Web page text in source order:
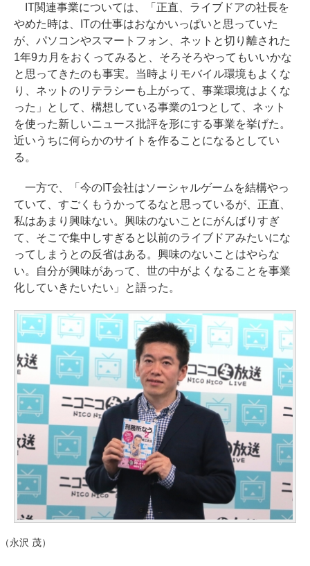
IT関連事業については、「正直、ライブドアの社長を
やめた時は、ITの仕事はおなかいっぱいと思っていた
が、パソコンやスマートフォン、ネットと切り離された
1年9カ月をおくってみると、そろそろやってもいいかな
と思ってきたのも事実。当時よりモバイル環境もよくな
り、ネットのリテラシーも上がって、事業環境はよくな
った」として、構想している事業の1つとして、ネット
を使った新しいニュース批評を形にする事業を挙げた。
近いうちに何らかのサイトを作ることになるとしてい
る。
一方で、「今のIT会社はソーシャルゲームを結構やっ
ていて、すごくもうかってるなと思っているが、正直、
私はあまり興味ない。興味のないことにがんばりすぎ
て、そこで集中しすぎると以前のライブドアみたいにな
ってしまうとの反省はある。興味のないことはやらな
い。自分が興味があって、世の中がよくなることを事業
化していきたいたい」と語った。
（永沢 茂）